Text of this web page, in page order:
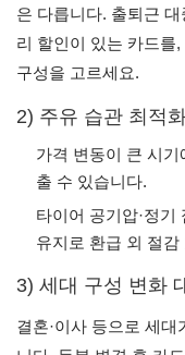
은 다릅니다. 출퇴근
리 할인이 있는 카드를
구성을 고르세요.
2) 주유 습관 최적
가격 변동이 큰 시
출 수 있습니다.
타이어 공기압·정
유지로 환급 외 절
3) 세대 구성 변화
결혼·이사 등으로 세